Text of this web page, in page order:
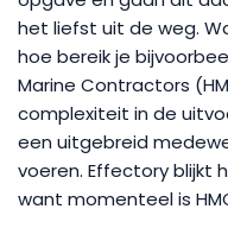
het liefst uit de weg.
hoe bereik je
Marine Contractors
complexiteit in de
een uitgebreid
voeren. Effectory blijkt
want momenteel is